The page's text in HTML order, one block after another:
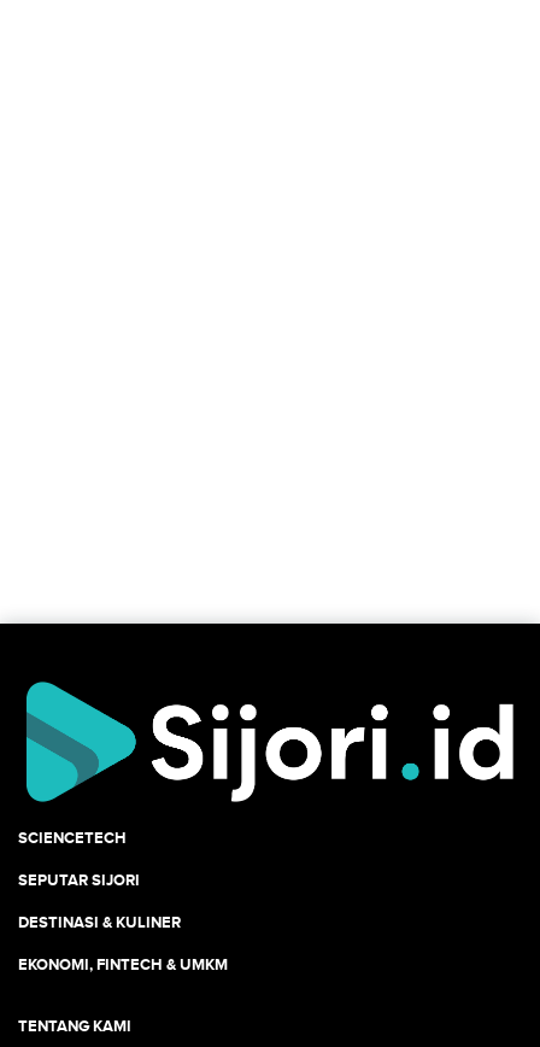
SCIENCETECH
SEPUTAR SIJORI
DESTINASI & KULINER
EKONOMI, FINTECH & UMKM
TENTANG KAMI